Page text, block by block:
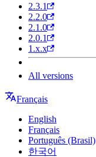
2.3.1
2.2.0
2.1.0
2.0.1
1.x.x
All versions
Français
English
Français
Português (Brasil)
한국어